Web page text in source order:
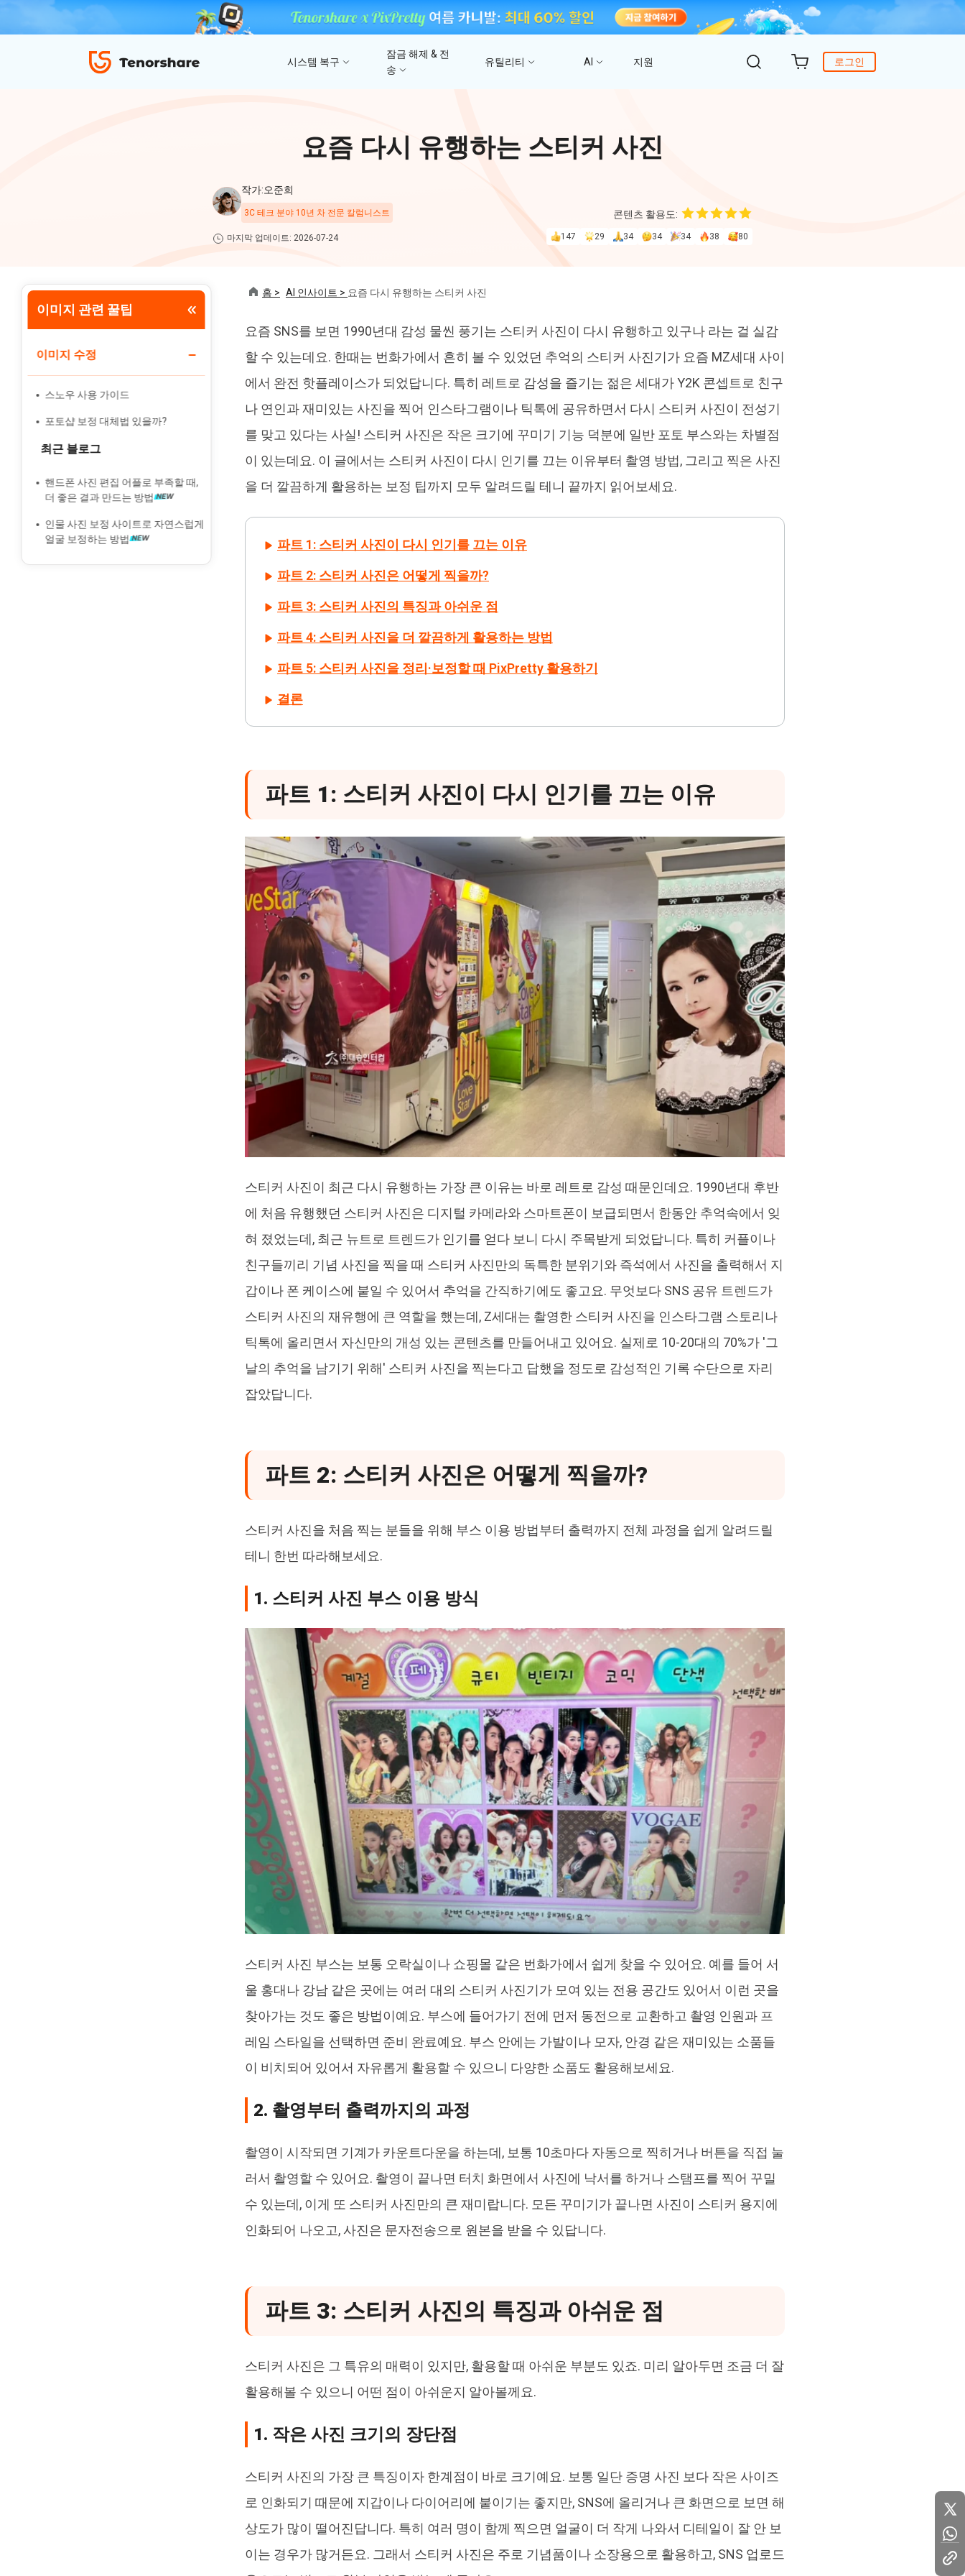
iAnyGo
로그인
시스템 복구
iOS 18 베타 포함 150개 이상 iOS 시스템 이
아이폰/아이패드 데이터 복구&
iTunes/iCloud 백업 복구
ReiBoot - Android 시스템 복구
A-B-C 처럼 안드로이드 시스템 복구
UltData - Android 데이터 복구
루트 없이 안드로이드 데이터 복구
4DDiG - 데이터 복구
Win/ Mac에서 삭제된 파일 복원
잠금 해제 & 전
송
비밀번호 없이 아이폰/아이패드 잠금해제
안드로이드 아이폰 간에 WhatsApp 데이터
전송
4uKey - 안드로이드 잠금 해제
안드로이드 화면 비밀번호&구글 락 제거
4MeKey - 아이폰 활성화 잠금 해제 iTransGo - 폰 데이터 전송
안드로이드 아이폰으로 데이터 전송
유틸리티
iTunes 백업 암호 잠금 풀기 몇 분 안에 윈도 문제 해결
4DDiG 파티션 관리
간단하고 안전한 시스템 마이그레이션 도구
Phone Mirror
Android & iOS 화면 미러링
PDNob - 윈도우용 PDF 편집기
딥시크 Al를 사용하여 PDF 편집 및 최적화
맥에서 Al를 사용하여 PDF 편집 및 관리 이미지를 텍스트로 즉시 변환
Tenorshare PixPretty 4DDiG 중복 파일 삭제기 Tenorshare Cleamio
AI
4DDIG 비디오 복구
4DDIG 사진 복구
AI로 손상된 사진 복원
PixPretty AI Photo Editor
무료 AI 사진 편집 도구
지원
문의하기
지식 베이스
요즘 다시 유행하는 스티커 사진
작가:오준희
3C 테크 분야 10년 차 전문 칼럼니스트
마지막 업데이트: 2026-07-24
콘텐츠 활용도:
147 29 34 34 34 38 80
이미지 관련 꿀팁
이미지 수정
스노우 사용 가이드
포토샵 보정 대체법 있을까?
최근 블로그
핸드폰 사진 편집 어플로 부족할 때,
더 좋은 결과 만드는 방법
인물 사진 보정 사이트로 자연스럽게
얼굴 보정하는 방법
홈 > AI 인사이트 > 요즘 다시 유행하는 스티커 사진
요즘 SNS를 보면 1990년대 감성 물씬 풍기는 스티커 사진이 다시 유행하고 있구나 라는 걸 실감
할 수 있는데요. 한때는 번화가에서 흔히 볼 수 있었던 추억의 스티커 사진기가 요즘 MZ세대 사이
에서 완전 핫플레이스가 되었답니다. 특히 레트로 감성을 즐기는 젊은 세대가 Y2K 콘셉트로 친구
나 연인과 재미있는 사진을 찍어 인스타그램이나 틱톡에 공유하면서 다시 스티커 사진이 전성기
를 맞고 있다는 사실! 스티커 사진은 작은 크기에 꾸미기 기능 덕분에 일반 포토 부스와는 차별점
이 있는데요. 이 글에서는 스티커 사진이 다시 인기를 끄는 이유부터 촬영 방법, 그리고 찍은 사진
을 더 깔끔하게 활용하는 보정 팁까지 모두 알려드릴 테니 끝까지 읽어보세요.
파트 1: 스티커 사진이 다시 인기를 끄는 이유
파트 2: 스티커 사진은 어떻게 찍을까?
파트 3: 스티커 사진의 특징과 아쉬운 점
파트 4: 스티커 사진을 더 깔끔하게 활용하는 방법
파트 5: 스티커 사진을 정리·보정할 때 PixPretty 활용하기
결론
파트 1: 스티커 사진이 다시 인기를 끄는 이유
스티커 사진이 최근 다시 유행하는 가장 큰 이유는 바로 레트로 감성 때문인데요. 1990년대 후반
에 처음 유행했던 스티커 사진은 디지털 카메라와 스마트폰이 보급되면서 한동안 추억속에서 잊
혀 졌었는데, 최근 뉴트로 트렌드가 인기를 얻다 보니 다시 주목받게 되었답니다. 특히 커플이나
친구들끼리 기념 사진을 찍을 때 스티커 사진만의 독특한 분위기와 즉석에서 사진을 출력해서 지
갑이나 폰 케이스에 붙일 수 있어서 추억을 간직하기에도 좋고요. 무엇보다 SNS 공유 트렌드가
스티커 사진의 재유행에 큰 역할을 했는데, Z세대는 촬영한 스티커 사진을 인스타그램 스토리나
틱톡에 올리면서 자신만의 개성 있는 콘텐츠를 만들어내고 있어요. 실제로 10-20대의 70%가 '그
날의 추억을 남기기 위해' 스티커 사진을 찍는다고 답했을 정도로 감성적인 기록 수단으로 자리
잡았답니다.
파트 2: 스티커 사진은 어떻게 찍을까?
스티커 사진을 처음 찍는 분들을 위해 부스 이용 방법부터 출력까지 전체 과정을 쉽게 알려드릴
테니 한번 따라해보세요.
1. 스티커 사진 부스 이용 방식
스티커 사진 부스는 보통 오락실이나 쇼핑몰 같은 번화가에서 쉽게 찾을 수 있어요. 예를 들어 서
울 홍대나 강남 같은 곳에는 여러 대의 스티커 사진기가 모여 있는 전용 공간도 있어서 이런 곳을
찾아가는 것도 좋은 방법이예요. 부스에 들어가기 전에 먼저 동전으로 교환하고 촬영 인원과 프
레임 스타일을 선택하면 준비 완료예요. 부스 안에는 가발이나 모자, 안경 같은 재미있는 소품들
이 비치되어 있어서 자유롭게 활용할 수 있으니 다양한 소품도 활용해보세요.
2. 촬영부터 출력까지의 과정
촬영이 시작되면 기계가 카운트다운을 하는데, 보통 10초마다 자동으로 찍히거나 버튼을 직접 눌
러서 촬영할 수 있어요. 촬영이 끝나면 터치 화면에서 사진에 낙서를 하거나 스탬프를 찍어 꾸밀
수 있는데, 이게 또 스티커 사진만의 큰 재미랍니다. 모든 꾸미기가 끝나면 사진이 스티커 용지에
인화되어 나오고, 사진은 문자전송으로 원본을 받을 수 있답니다.
파트 3: 스티커 사진의 특징과 아쉬운 점
스티커 사진은 그 특유의 매력이 있지만, 활용할 때 아쉬운 부분도 있죠. 미리 알아두면 조금 더 잘
활용해볼 수 있으니 어떤 점이 아쉬운지 알아볼께요.
1. 작은 사진 크기의 장단점
스티커 사진의 가장 큰 특징이자 한계점이 바로 크기예요. 보통 일단 증명 사진 보다 작은 사이즈
로 인화되기 때문에 지갑이나 다이어리에 붙이기는 좋지만, SNS에 올리거나 큰 화면으로 보면 해
상도가 많이 떨어진답니다. 특히 여러 명이 함께 찍으면 얼굴이 더 작게 나와서 디테일이 잘 안 보
이는 경우가 많거든요. 그래서 스티커 사진은 주로 기념품이나 소장용으로 활용하고, SNS 업로드